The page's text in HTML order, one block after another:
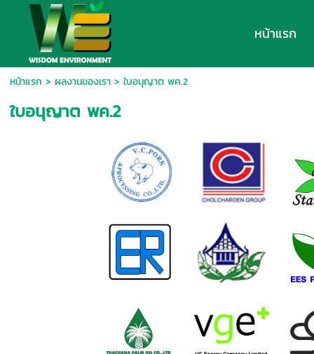
หน้าแรก
หน้าแรก > ผลงานของเรา> ใบอนุญาต พค.2
ใบอนุญาต พค.2